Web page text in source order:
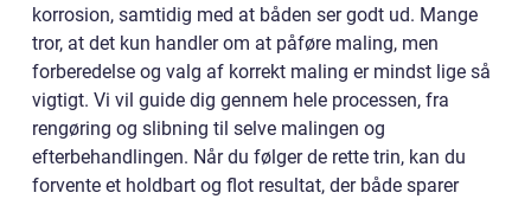
korrosion, samtidig med at båden ser godt ud. Mange
tror, at det kun handler om at påføre maling, men
forberedelse og valg af korrekt maling er mindst lige så
vigtigt. Vi vil guide dig gennem hele processen, fra
rengøring og slibning til selve malingen og
efterbehandlingen. Når du følger de rette trin, kan du
forvente et holdbart og flot resultat, der både sparer